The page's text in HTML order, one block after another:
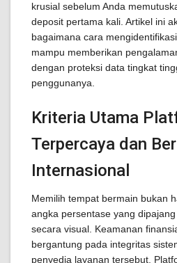
krusial sebelum Anda
deposit pertama kali. Artikel ini
bagaimana cara
mampu memberikan
dengan proteksi data tingkat
penggunanya.
Kriteria Utama
Terpercaya dan
Internasional
Memilih tempat bermain bukan
angka persentase yang
secara visual. Keamanan
bergantung pada integritas
penyedia layanan tersebut.